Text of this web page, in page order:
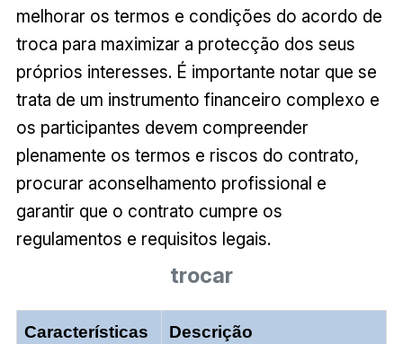
melhorar os termos e condições do acordo de
troca para maximizar a protecção dos seus
próprios interesses. É importante notar que se
trata de um instrumento financeiro complexo e
os participantes devem compreender
plenamente os termos e riscos do contrato,
procurar aconselhamento profissional e
garantir que o contrato cumpre os
regulamentos e requisitos legais.
trocar
Características Descrição